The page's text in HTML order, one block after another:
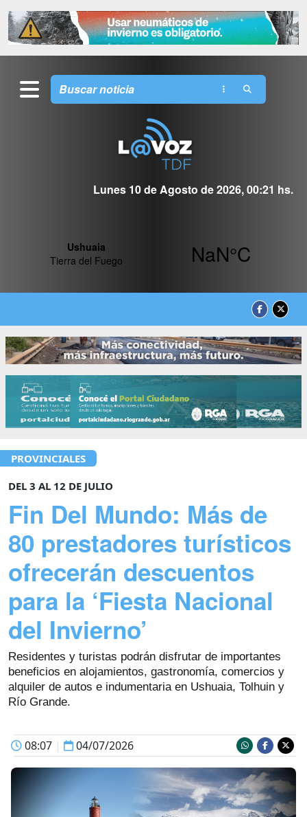
Lunes 10 de Agosto de 2026, 00:21 hs.
PROVINCIALES
DEL 3 AL 12 DE JULIO
Fin Del Mundo: Más de
80 prestadores turísticos
ofrecerán descuentos
para la ‘Fiesta Nacional
del Invierno’
Residentes y turistas podrán disfrutar de importantes
beneficios en alojamientos, gastronomía, comercios y
alquiler de autos e indumentaria en Ushuaia, Tolhuin y
Río Grande.
08:07 | 04/07/2026